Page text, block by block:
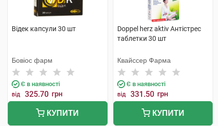
Відек капсули 30 шт
Бовіос фарм
Є в наявності
від 325.70 грн
КУПИТИ
Doppel herz aktiv Антістрес
таблетки 30 шт
Квайссер Фарма
Є в наявності
від 331.50 грн
КУПИТИ